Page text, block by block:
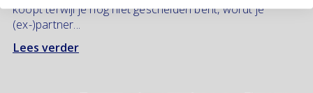
koopt terwijl je nog niet gescheiden bent, wordt je
(ex-)partner...
Lees verder